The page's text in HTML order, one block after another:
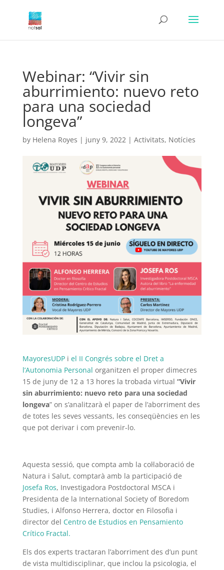
Webinar: “Vivir sin
aburrimiento: nuevo reto
para una sociedad
longeva”
by Helena Royes | juny 9, 2022| Activitats, Notícies
MayoresUDPi el II Congrés sobre el Dret a
l’Autonomia Personal organitzen el proper dimecres
15 de juny de 12 a 13 hores la trobada virtual “Vivir
sin aburrimiento: nuevo reto para una sociedad
longeva” on s’analitzarà el paper de l’aborriment des
de totes les seves vessants, les conseqüències en les
que pot derivar i com prevenir-lo.
Aquesta sessió, que compta amb la col·laboració de
Natura i Salut, comptarà amb la participació de
Josefa Ros, Investigadora Postdoctoral MSCA i
Presidenta de la International Society of Boredom
Studies, i Alfonso Herrera, doctor en Filosofia i
director del Centro de Estudios en Pensamiento
Crítico Fractal.
Els dos experts tractaran l’aborriment des d’un punt
de vista multidisciplinar, que inclou la psicologia, el